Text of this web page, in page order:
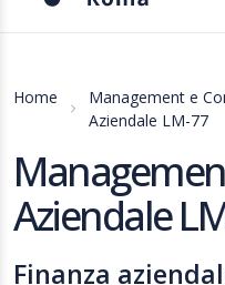
Home
Management e
Aziendale LM-77
Aziendale
Finanza